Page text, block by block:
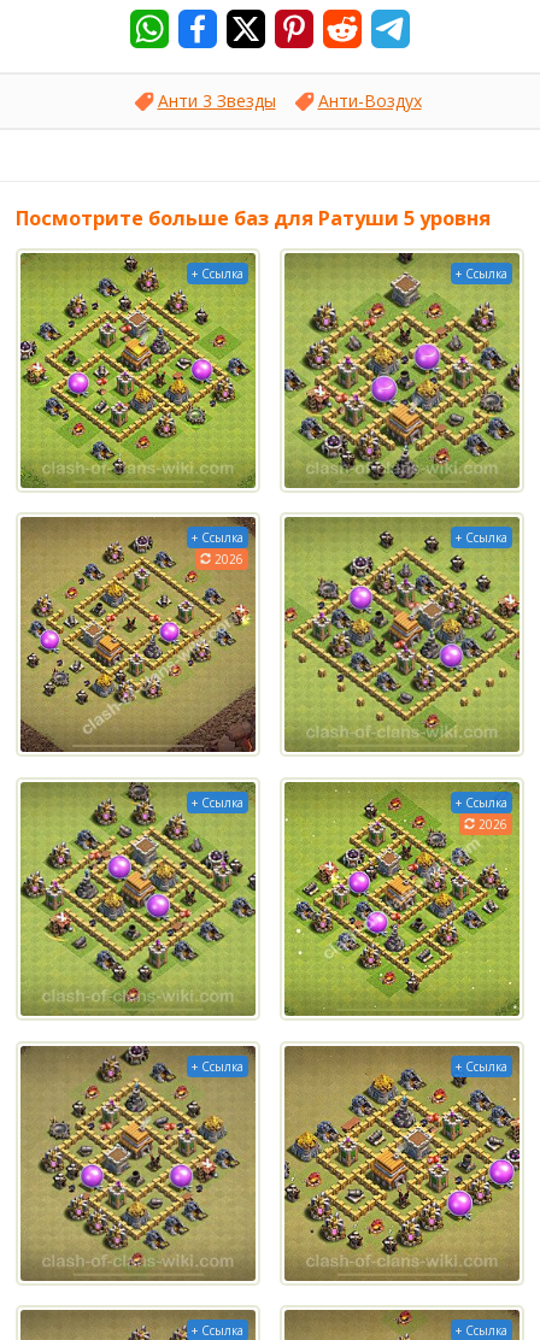
Анти 3 Звезды Анти-Воздух
Посмотрите больше баз для Ратуши 5 уровня
+ Ссылка + Ссылка
+ Ссылка
2026
+ Ссылка
+ Ссылка
+ Ссылка
2026
+ Ссылка + Ссылка
+ Ссылка + Ссылка